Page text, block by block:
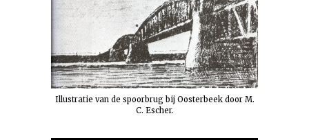
Illustratie van de spoorbrug bij Oosterbeek door M.
C. Escher.